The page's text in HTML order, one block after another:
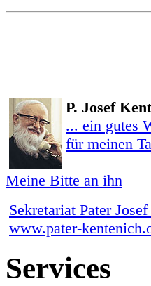
P. Josef
... ein gutes
für meinen
Meine Bitte an ihn
Sekretariat Pater
www.pater-
Services